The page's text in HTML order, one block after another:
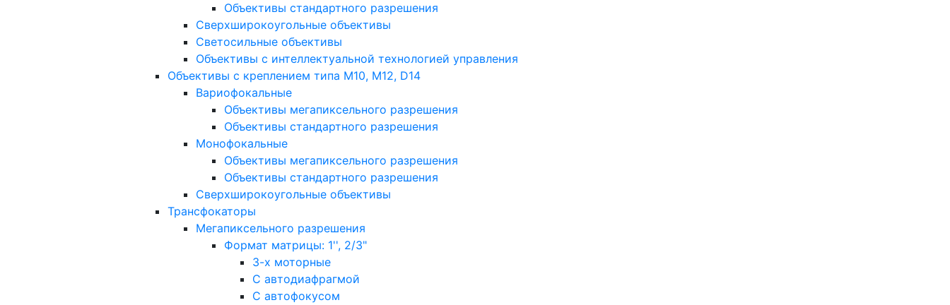
Объективы стандартного разрешения
Сверхширокоугольные объективы
Светосильные объективы
Объективы с интеллектуальной технологией управления
Объективы с креплением типа M10, M12, D14
Вариофокальные
Объективы мегапиксельного разрешения
Объективы стандартного разрешения
Монофокальные
Объективы мегапиксельного разрешения
Объективы стандартного разрешения
Сверхширокоугольные объективы
Трансфокаторы
Мегапиксельного разрешения
Формат матрицы: 1'', 2/3"
3-х моторные
С автодиафрагмой
С автофокусом